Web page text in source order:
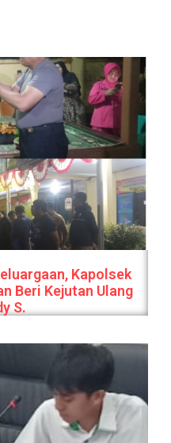
Kapolsek
Beri Kejutan Ulang
S.